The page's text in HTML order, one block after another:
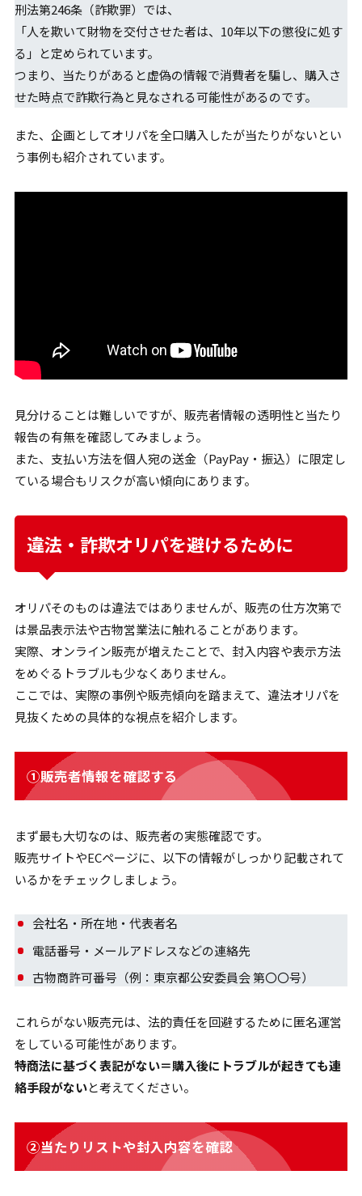
刑法第246条（詐欺罪）では、
「人を欺いて財物を交付させた者は、10年以下の懲役に処す
る」と定められています。
つまり、当たりがあると虚偽の情報で消費者を騙し、購入さ
せた時点で詐欺行為と見なされる可能性があるのです。
また、企画としてオリパを全口購入したが当たりがないとい
う事例も紹介されています。
見分けることは難しいですが、販売者情報の透明性と当たり
報告の有無を確認してみましょう。
また、支払い方法を個人宛の送金（PayPay・振込）に限定し
ている場合もリスクが高い傾向にあります。
違法・詐欺オリパを避けるために
オリパそのものは違法ではありませんが、販売の仕方次第で
は景品表示法や古物営業法に触れることがあります。
実際、オンライン販売が増えたことで、封入内容や表示方法
をめぐるトラブルも少なくありません。
ここでは、実際の事例や販売傾向を踏まえて、違法オリパを
見抜くための具体的な視点を紹介します。
①販売者情報を確認する
まず最も大切なのは、販売者の実態確認です。
販売サイトやECページに、以下の情報がしっかり記載されて
いるかをチェックしましょう。
会社名・所在地・代表者名
電話番号・メールアドレスなどの連絡先
古物商許可番号（例：東京都公安委員会 第〇〇号）
これらがない販売元は、法的責任を回避するために匿名運営
をしている可能性があります。
特商法に基づく表記がない＝購入後にトラブルが起きても連
絡手段がないと考えてください。
②当たりリストや封入内容を確認